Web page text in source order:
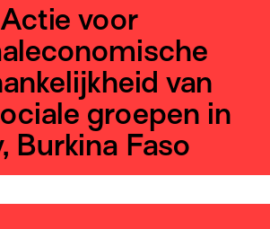
Actie voor
van
groepen in
Burkina Faso